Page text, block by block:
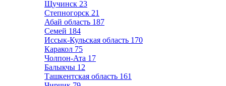
Щучинск 23
Степногорск 21
Абай область 187
Семей 184
Иссык-Кульская область 170
Каракол 75
Чолпон-Ата 17
Балыкчы 12
Ташкентская область 161